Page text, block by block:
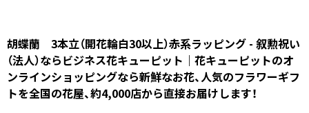
胡蝶蘭 3本立（開花輪白30以上）赤系ラッピング - 叙勲祝い
（法人）ならビジネス花キューピット｜花キューピットのオ
ンラインショッピングなら新鮮なお花、人気のフラワーギフ
トを全国の花屋、約4,000店から直接お届けします！